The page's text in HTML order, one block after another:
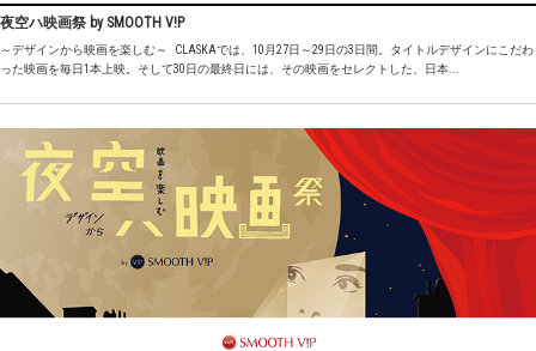
夜空ハ映画祭 by SMOOTH V!P
～デザインから映画を楽しむ～ CLASKAでは、10月27日～29日の3日間。タイトルデザインにこだわ
った映画を毎日1本上映。そして30日の最終日には、その映画をセレクトした、日本...